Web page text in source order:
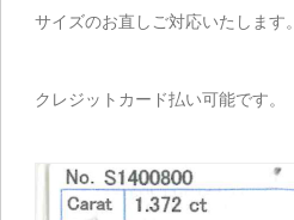
サイズのお直しご対応いたします。
クレジットカード払い可能です。